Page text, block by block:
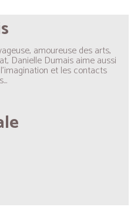
amoureuse des arts,
Danielle Dumais aime aussi
et les contacts